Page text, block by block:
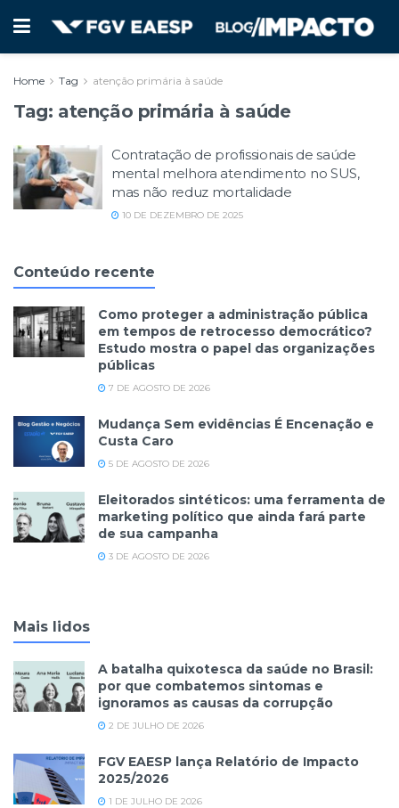
Home Tag atenção primária à saúde
Tag: atenção primária à saúde
Contratação de profissionais de saúde
mental melhora atendimento no SUS,
mas não reduz mortalidade
10 DE DEZEMBRO DE 2025
Conteúdo recente
Como proteger a administração pública
em tempos de retrocesso democrático?
Estudo mostra o papel das organizações
públicas
7 DE AGOSTO DE 2026
Mudança Sem evidências É Encenação e
Custa Caro
5 DE AGOSTO DE 2026
Eleitorados sintéticos: uma ferramenta de
marketing político que ainda fará parte
de sua campanha
3 DE AGOSTO DE 2026
Mais lidos
A batalha quixotesca da saúde no Brasil:
por que combatemos sintomas e
ignoramos as causas da corrupção
2 DE JULHO DE 2026
FGV EAESP lança Relatório de Impacto
2025/2026
1 DE JULHO DE 2026